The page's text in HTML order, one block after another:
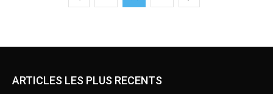
ARTICLES LES PLUS RECENTS